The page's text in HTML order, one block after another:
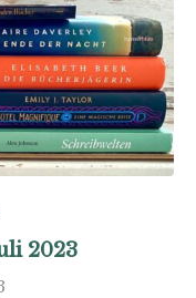
2023